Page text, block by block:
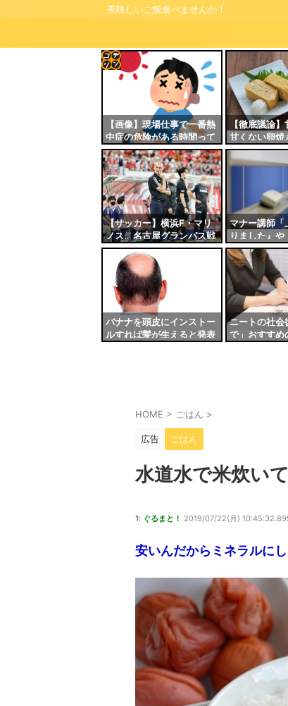
美味しいご飯食べませんか！
【画像】現場仕事で一番熱
中症の危険がある時間って
これだよなｗｗｗｗ
【徹底議論
甘くない卵焼
【サッカー】横浜F・マリ
ノス、名古屋グランパス戦
の“指笛疑惑”に声明…「反
スポーツマンシップにつな
がる行為は許しません」
マナー講師「
りました』や
はNG！他の
敬意の度合い
め」←これ
バナナを頭皮にインストー
ルすれば髪が生えると発表
ニートの社会
で」おすすめ
- 固
定リ
ンク
自動
更新
ツー
ル
HOME > ごはん >
広告 ごはん
水道水で米炊い
1: ぐるまと！ 2019/07/22(月)
安いんだからミネラルに